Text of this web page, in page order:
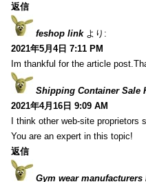
返信
feshop link より:
2021年5月4日 7:11 PM
Im thankful for the article
Shipping Container Sale
2021年4月16日 9:09 AM
I think other web-site proprietors
You are an expert in this topic!
返信
Gym wear manufacturers